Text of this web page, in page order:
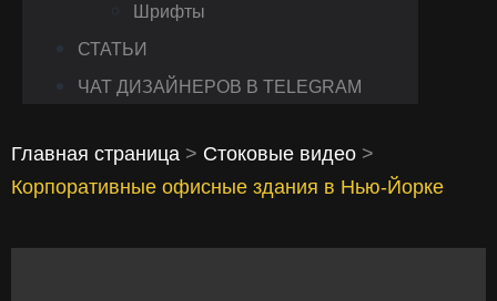
Шрифты
СТАТЬИ
ЧАТ ДИЗАЙНЕРОВ В TELEGRAM
Главная страница > Стоковые видео >
Корпоративные офисные здания в Нью-Йорке